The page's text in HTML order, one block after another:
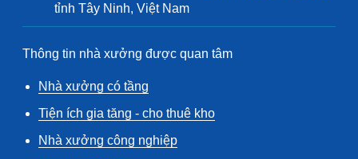
tỉnh Tây Ninh, Việt Nam
Thông tin nhà xưởng được quan tâm
Nhà xưởng có tầng
Tiện ích gia tăng - cho thuê kho
Nhà xưởng công nghiệp